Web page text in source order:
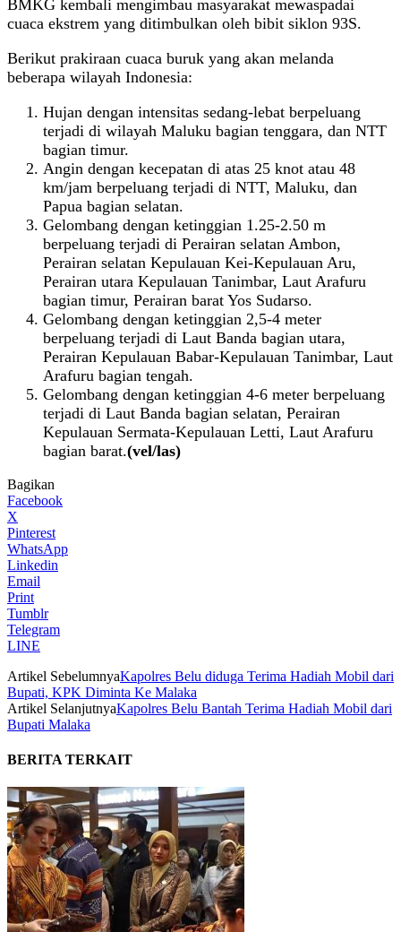
BMKG kembali mengimbau masyarakat mewaspadai
cuaca ekstrem yang ditimbulkan oleh bibit siklon 93S.
Berikut prakiraan cuaca buruk yang akan melanda
beberapa wilayah Indonesia:
Hujan dengan intensitas sedang-lebat berpeluang
terjadi di wilayah Maluku bagian tenggara, dan NTT
bagian timur.
Angin dengan kecepatan di atas 25 knot atau 48
km/jam berpeluang terjadi di NTT, Maluku, dan
Papua bagian selatan.
Gelombang dengan ketinggian 1.25-2.50 m
berpeluang terjadi di Perairan selatan Ambon,
Perairan selatan Kepulauan Kei-Kepulauan Aru,
Perairan utara Kepulauan Tanimbar, Laut Arafuru
bagian timur, Perairan barat Yos Sudarso.
Gelombang dengan ketinggian 2,5-4 meter
berpeluang terjadi di Laut Banda bagian utara,
Perairan Kepulauan Babar-Kepulauan Tanimbar, Laut
Arafuru bagian tengah.
Gelombang dengan ketinggian 4-6 meter berpeluang
terjadi di Laut Banda bagian selatan, Perairan
Kepulauan Sermata-Kepulauan Letti, Laut Arafuru
bagian barat.(vel/las)
Bagikan
Facebook
X
Pinterest
WhatsApp
Linkedin
Email
Print
Tumblr
Telegram
LINE
Artikel SebelumnyaKapolres Belu diduga Terima Hadiah Mobil dari
Bupati, KPK Diminta Ke Malaka
Artikel SelanjutnyaKapolres Belu Bantah Terima Hadiah Mobil dari
Bupati Malaka
BERITA TERKAIT